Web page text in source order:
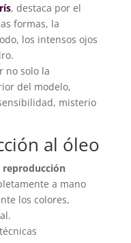
, destaca por el
formas, la
los intensos ojos
no solo la
del modelo,
misterio
al óleo
reproducción
a mano
los colores,